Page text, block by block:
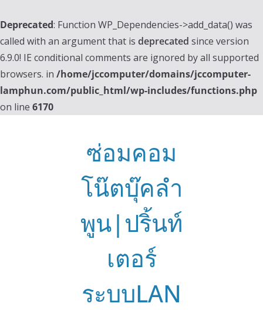
Deprecated: Function WP_Dependencies->add_data() was
called with an argument that is deprecated since version
6.9.0! IE conditional comments are ignored by all supported
browsers. in /home/jccomputer/domains/jccomputer-
lamphun.com/public_html/wp-includes/functions.php
on line 6170
ซ่อมคอม
โน๊ตบุ๊คลำ
พูน|ปริ้นท์
เตอร์
ระบบLAN